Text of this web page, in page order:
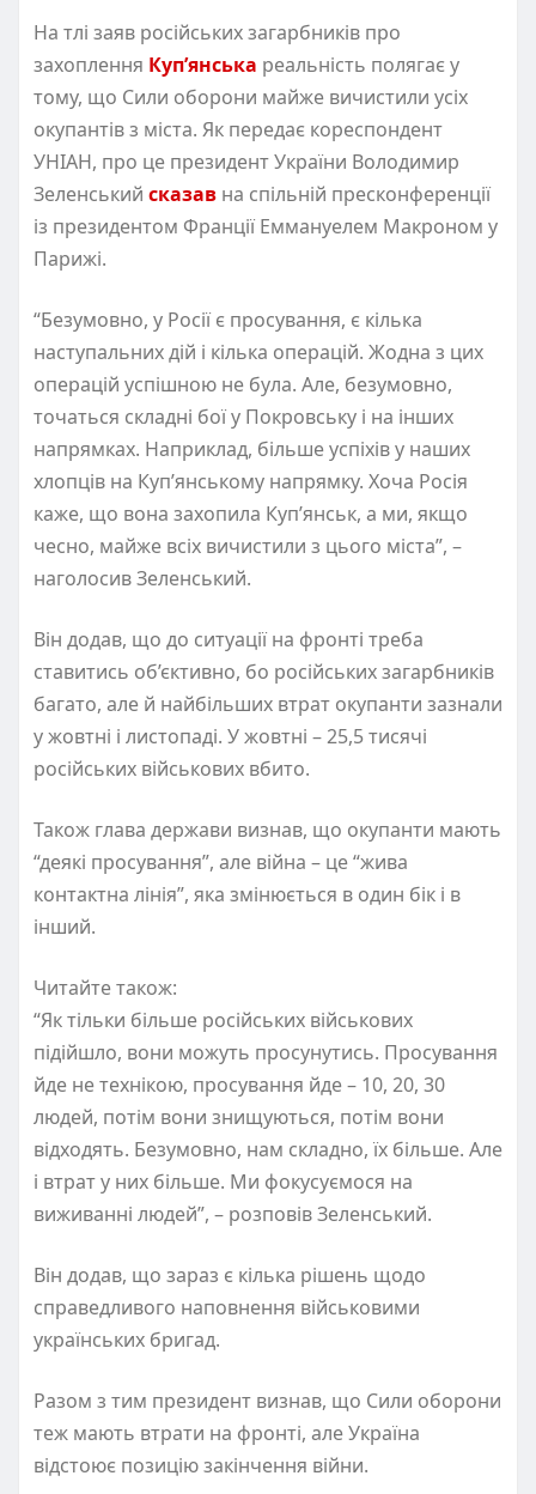
На тлі заяв російських загарбників про
захоплення Куп’янська реальність полягає у
тому, що Сили оборони майже вичистили усіх
окупантів з міста. Як передає кореспондент
УНІАН, про це президент України Володимир
Зеленський сказав на спільній пресконференції
із президентом Франції Еммануелем Макроном у
Парижі.
“Безумовно, у Росії є просування, є кілька
наступальних дій і кілька операцій. Жодна з цих
операцій успішною не була. Але, безумовно,
точаться складні бої у Покровську і на інших
напрямках. Наприклад, більше успіхів у наших
хлопців на Куп’янському напрямку. Хоча Росія
каже, що вона захопила Куп’янськ, а ми, якщо
чесно, майже всіх вичистили з цього міста”, –
наголосив Зеленський.
Він додав, що до ситуації на фронті треба
ставитись об’єктивно, бо російських загарбників
багато, але й найбільших втрат окупанти зазнали
у жовтні і листопаді. У жовтні – 25,5 тисячі
російських військових вбито.
Також глава держави визнав, що окупанти мають
“деякі просування”, але війна – це “жива
контактна лінія”, яка змінюється в один бік і в
інший.
Читайте також:
“Як тільки більше російських військових
підійшло, вони можуть просунутись. Просування
йде не технікою, просування йде – 10, 20, 30
людей, потім вони знищуються, потім вони
відходять. Безумовно, нам складно, їх більше. Але
і втрат у них більше. Ми фокусуємося на
виживанні людей”, – розповів Зеленський.
Він додав, що зараз є кілька рішень щодо
справедливого наповнення військовими
українських бригад.
Разом з тим президент визнав, що Сили оборони
теж мають втрати на фронті, але Україна
відстоює позицію закінчення війни.